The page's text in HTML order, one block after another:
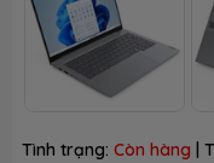
Tình trạng: Còn hàng |